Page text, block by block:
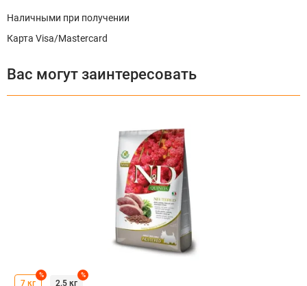
Наличными при получении
Карта Visa/Mastercard
Вас могут заинтересовать
7 кг
%
2.5 кг
%